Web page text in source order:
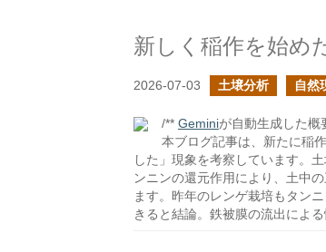
新しく稲作を始め
2026-07-03 土壌分析 自然
/** Geminiが自動生成した概
本ブログ記事は、新たに稲
した」現象を考察しています。
ンニンの還元作用により、土中
ます。昨年のレンゲ栽培もタン
きると結論。鉄被膜の流出によ